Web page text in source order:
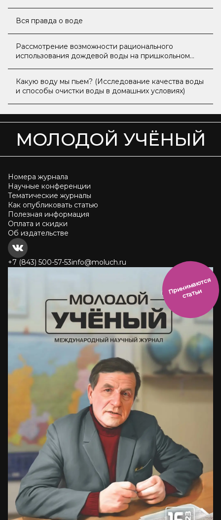
Вся правда о воде
Рассмотрение возможности рационального
использования дождевой воды на пришкольном
Какую воду мы пьем? (Исследование качества воды
и способы очистки воды в домашних условиях)
МОЛОДОЙ УЧЁНЫЙ
Номера журнала
Научные конференции
Тематические журналы
Как опубликовать статью
Полезная информация
Оплата и скидки
Об издательстве
+7 (843) 500-57-53info@moluch.ru
П
р
и
н
и
м
а
ют
с
я
ст
ать
и